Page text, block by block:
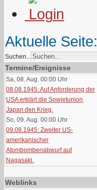
Aktuelle Seite:
Suchen...
Termine/Ereignisse
Sa, 08. Aug. 00:00 Uhr
08.08.1945: Auf Anforderung der
USA erklärt die Sowjetunion
Japan den Krieg.
So, 09. Aug. 00:00 Uhr
09.08.1945: Zweiter US-
amerikanischer
Atombombenabwurf auf
Nagasaki.
Weblinks